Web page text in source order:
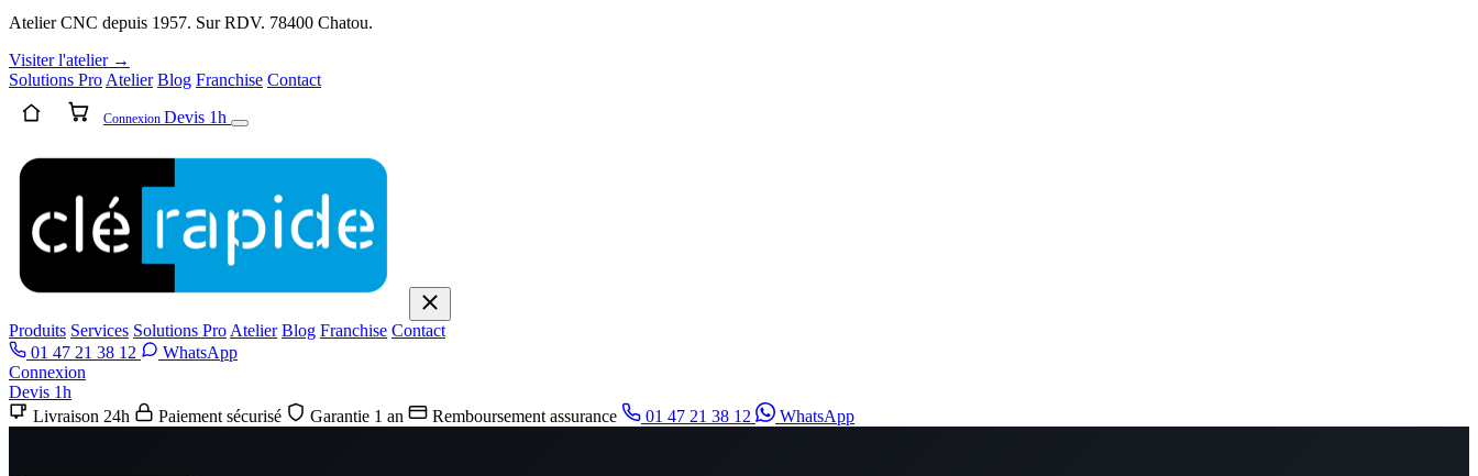
Atelier CNC depuis 1957. Sur RDV. 78400 Chatou.
Visiter l'atelier →
Solutions Pro Atelier Blog Franchise Contact
Connexion Devis 1h
Produits Services Solutions Pro Atelier Blog Franchise Contact
01 47 21 38 12
WhatsApp
Connexion
Devis 1h
Livraison 24h
Paiement sécurisé Garantie 1 an Remboursement assurance 01 47 21 38 12 WhatsApp